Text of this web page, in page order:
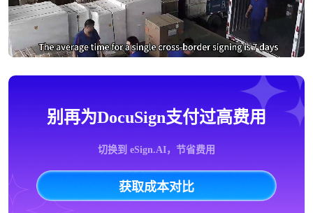
别再为DocuSign支付过高费用
切换到 eSign.AI，节省费用
获取成本对比